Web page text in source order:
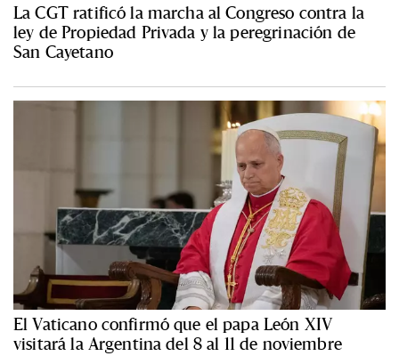
La CGT ratificó la marcha al Congreso contra la
ley de Propiedad Privada y la peregrinación de
San Cayetano
El Vaticano confirmó que el papa León XIV
visitará la Argentina del 8 al 11 de noviembre